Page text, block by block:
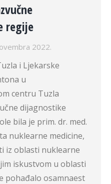
regije
2022.
i Ljekarske
u
centru Tuzla
dijagnostike
bila je prim. dr. med.
nuklearne medicine,
iz oblasti nuklearne
iskustvom u oblasti
pohađalo osamnaest